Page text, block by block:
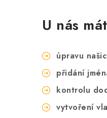
U nás
úpravu
přidání
kontrolu
vytvoření